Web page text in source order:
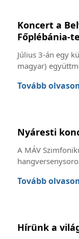
Koncert a
Főplébánia-
Július 3-án egy
magyar)
Tovább
Nyáresti
A MÁV
Tovább
Hírünk a